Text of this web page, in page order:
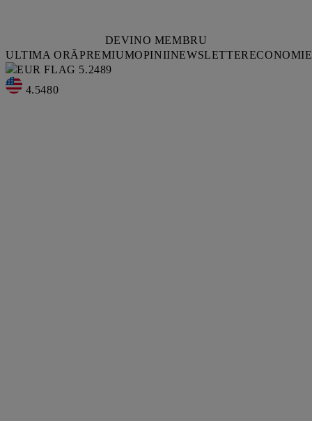
DEVINO MEMBRU
ULTIMA ORĂPREMIUMOPINIINEWSLETTERECONOMIE
5.2489
4.5480